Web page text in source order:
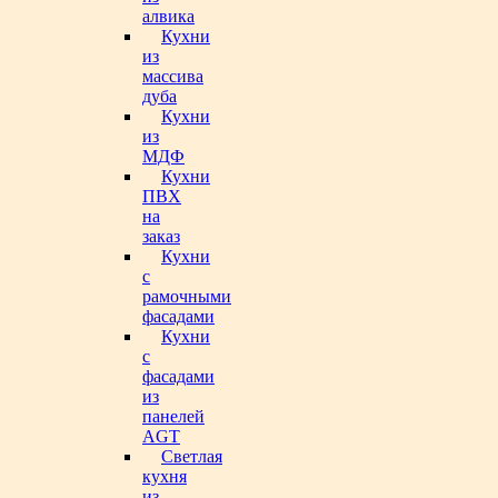
алвика
Кухни
из
массива
дуба
Кухни
из
МДФ
Кухни
ПВХ
на
заказ
Кухни
с
рамочными
фасадами
Кухни
с
фасадами
из
панелей
AGT
Светлая
кухня